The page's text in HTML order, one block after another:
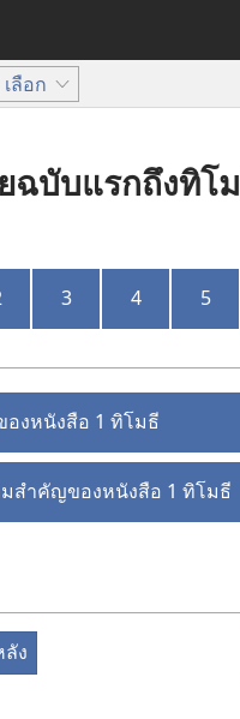
เลือก
ฉบับแรกถึงทิโ
3 4 5
งหนังสือ 1 ทิโมธี
สำคัญของหนังสือ 1 ทิโมธี
ง